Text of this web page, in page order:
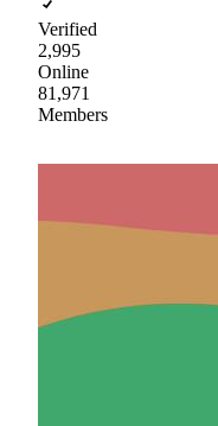
Verified
2,995
Online
81,971
Members